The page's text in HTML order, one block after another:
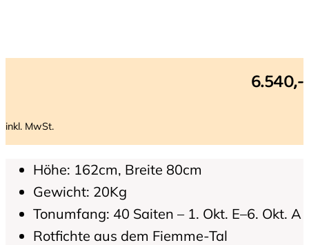
6.540,-
inkl. MwSt.
Höhe: 162cm, Breite 80cm
Gewicht: 20Kg
Tonumfang: 40 Saiten – 1. Okt. E–6. Okt. A
Rotfichte aus dem Fiemme-Tal